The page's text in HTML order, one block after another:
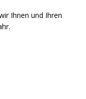
Ihnen und Ihren